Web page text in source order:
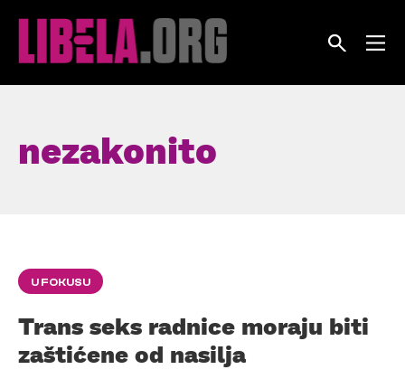
nezakonito
U FOKUSU
Trans seks radnice moraju biti
zaštićene od nasilja